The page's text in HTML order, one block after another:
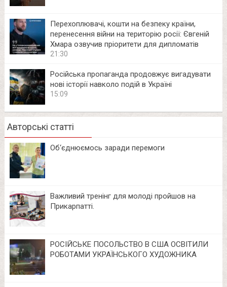
Перехоплювачі, кошти на безпеку країни,
перенесення війни на територію росії: Євгеній
Хмара озвучив пріоритети для дипломатів
21:30
Російська пропаганда продовжує вигадувати
нові історії навколо подій в Україні
15:09
Авторські статті
Об‘єднюємось заради перемоги
Важливий тренінг для молоді пройшов на
Прикарпатті.
РОСІЙСЬКЕ ПОСОЛЬСТВО В США ОСВІТИЛИ
РОБОТАМИ УКРАЇНСЬКОГО ХУДОЖНИКА